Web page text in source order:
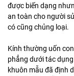
được biến dạng
an toàn cho người
có cũng chủng loại.
Kính thường uốn
phẳng dưới tác
khuôn mẫu đã định